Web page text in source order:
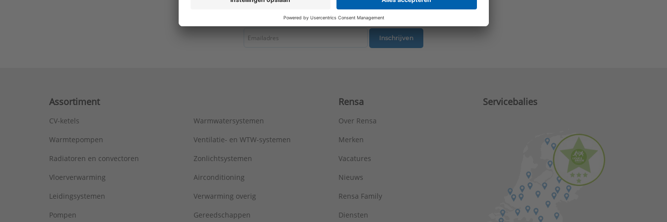
Inschrijven
Assortiment
CV-ketels
Warmtepompen
Radiatoren en convectoren
Vloerverwarming
Leidingsystemen
Pompen
Warmwatersystemen
Ventilatie- en WTW-systemen
Zonlichtsystemen
Airconditioning
Verwarming overig
Gereedschappen
Rensa
Over Rensa
Merken
Vacatures
Nieuws
Rensa Family
Diensten
Servicebalies